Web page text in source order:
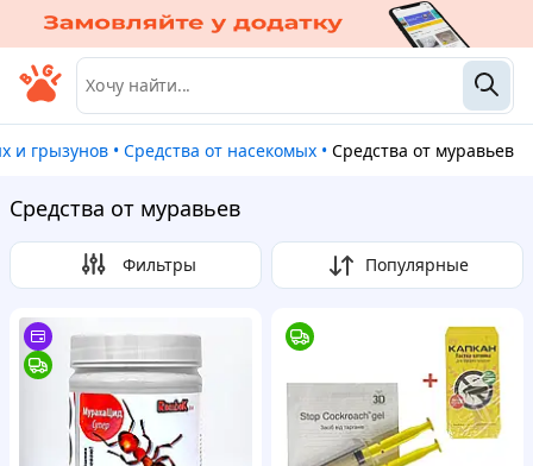
и грызунов • Средства от насекомых • Средства от муравьев
Средства от муравьев
Фильтры Популярные